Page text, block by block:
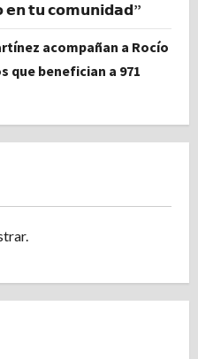
𝗲𝗻 𝘁𝘂 𝗰𝗼𝗺𝘂𝗻𝗶𝗱𝗮𝗱”
acompañan a Rocío
que benefician a 971